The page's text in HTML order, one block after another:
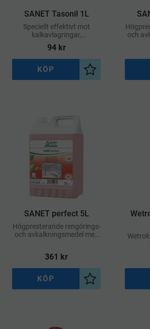
SANET Tasonil 1L
Speciellt effektivt mot
kalkavlagringar,
urinavlagringar och
tvålrester
94kr
Lägg till i
KÖP
och
SANET perfect 5L
Högpresterande rengörings-
och avkalkningsmedel med
361 kr
Lägg till i
KÖP